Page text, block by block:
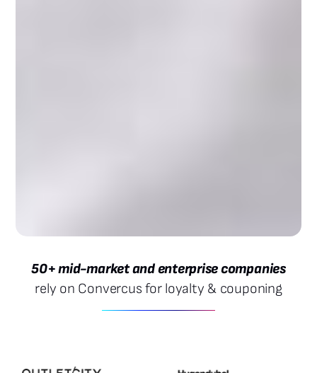
50+ mid-market and enterprise companies
rely on Convercus for loyalty & couponing